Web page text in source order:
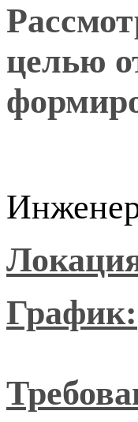
целью
График: